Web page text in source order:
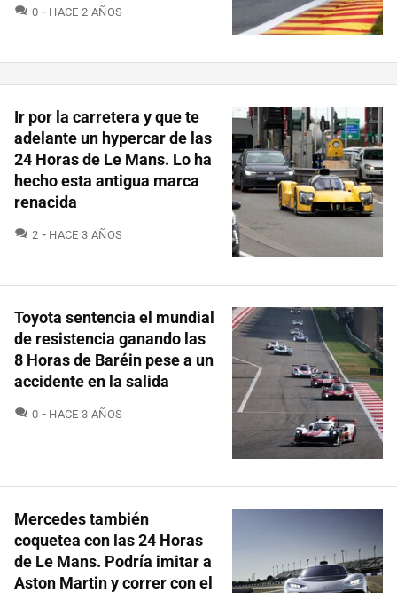
0 COMENTARIOS
HACE 2 AÑOS
Ir por la carretera y que te
adelante un hypercar de las
24 Horas de Le Mans. Lo ha
hecho esta antigua marca
renacida
2 COMENTARIOS
HACE 3 AÑOS
Toyota sentencia el mundial
de resistencia ganando las
8 Horas de Baréin pese a un
accidente en la salida
0 COMENTARIOS
HACE 3 AÑOS
Mercedes también
coquetea con las 24 Horas
de Le Mans. Podría imitar a
Aston Martin y correr con el